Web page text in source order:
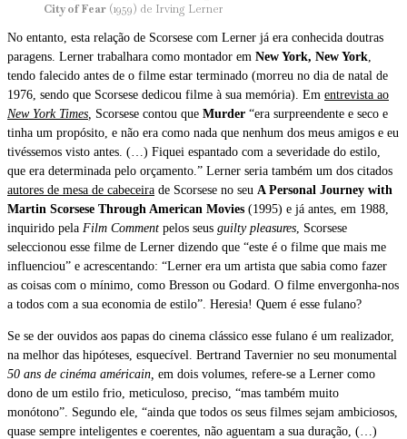
City of Fear (1959) de Irving Lerner
No entanto, esta relação de Scorsese com Lerner já era conhecida doutras
paragens. Lerner trabalhara como montador em New York, New York
tendo falecido antes de o filme estar terminado (morreu no dia de natal de
1976, sendo que Scorsese dedicou filme à sua memória). Em entrevista ao
New York Times Scorsese contou que Murder “era surpreendente e seco e
tinha um propósito, e não era como nada que nenhum dos meus amigos e eu
tivéssemos visto antes. (…) Fiquei espantado com a severidade do estilo,
que era determinada pelo orçamento.” Lerner seria também um dos citados
autores de mesa de cabeceira de Scorsese no seu A Personal Journey with
Martin Scorsese Through American Movies (1995) e já antes, em 1988,
inquirido pela Film Comment pelos seus guilty pleasures , Scorsese
seleccionou esse filme de Lerner dizendo que “este é o filme que mais me
influenciou” e acrescentando: “Lerner era um artista que sabia como fazer
as coisas com o mínimo, como Bresson ou Godard. O filme envergonha-nos
a todos com a sua economia de estilo”. Heresia! Quem é esse fulano?
Se se der ouvidos aos papas do cinema clássico esse fulano é um realizador,
na melhor das hipóteses, esquecível. Bertrand Tavernier no seu monumental
50 ans de cinéma américain, em dois volumes, refere-se a Lerner como
dono de um estilo frio, meticuloso, preciso, “mas também muito
monótono”. Segundo ele, “ainda que todos os seus filmes sejam ambiciosos,
quase sempre inteligentes e coerentes, não aguentam a sua duração, (…)